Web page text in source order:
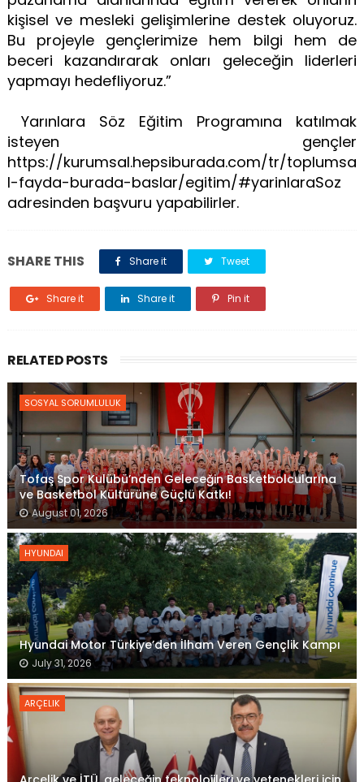
kişisel ve mesleki gelişimlerine destek oluyoruz.
Bu projeyle gençlerimize hem bilgi hem de
beceri kazandırarak onları geleceğin liderleri
yapmayı hedefliyoruz.”
Yarınlara Söz Eğitim Programına katılmak
isteyen gençler
https://kurumsal.hepsiburada.com/tr/toplumsa
l-fayda-burada-baslar/egitim/#yarinlaraSoz
adresinden başvuru yapabilirler.
SHARE THIS Share it Tweet
Share it Share it Pin it
RELATED POSTS
SOSYAL SORUMLULUK
Tofaş Spor Kulübü’nden Geleceğin Basketbolcularına
ve Basketbol Kültürüne Güçlü Katkı!
August 01, 2026
HYUNDAI
Hyundai Motor Türkiye’den İlham Veren Gençlik Kampı
July 31, 2026
ARÇELIK